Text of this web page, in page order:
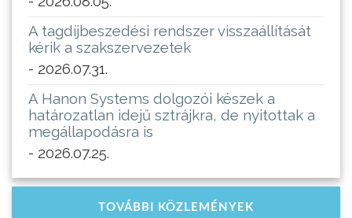
A tagdíjbeszedési rendszer visszaállítását
kérik a szakszervezetek
- 2026.07.31.
A Hanon Systems dolgozói készek a
határozatlan idejű sztrájkra, de nyitottak a
megállapodásra is
- 2026.07.25.
TOVÁBBI KÖZLEMÉNYEK